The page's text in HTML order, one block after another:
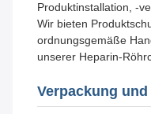
Produktinstallation, -
Wir bieten
ordnungsgemäße
unserer Heparin-
Verpackung und